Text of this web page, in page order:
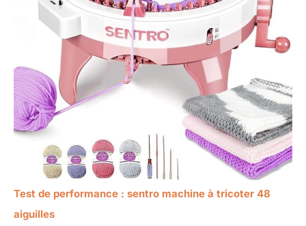
Test de performance : sentro machine à tricoter 48
aiguilles